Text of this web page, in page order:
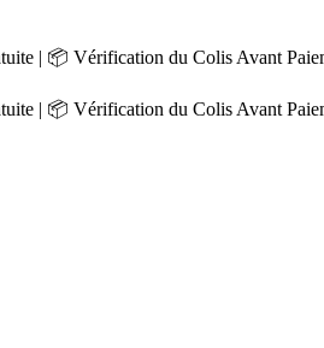
| 📦 Vérification du Colis Avant
| 📦 Vérification du Colis Avant